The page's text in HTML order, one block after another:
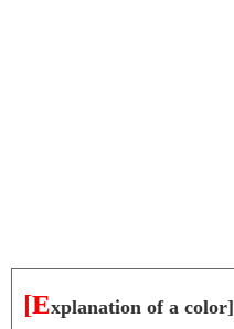
[Explanation of a color]